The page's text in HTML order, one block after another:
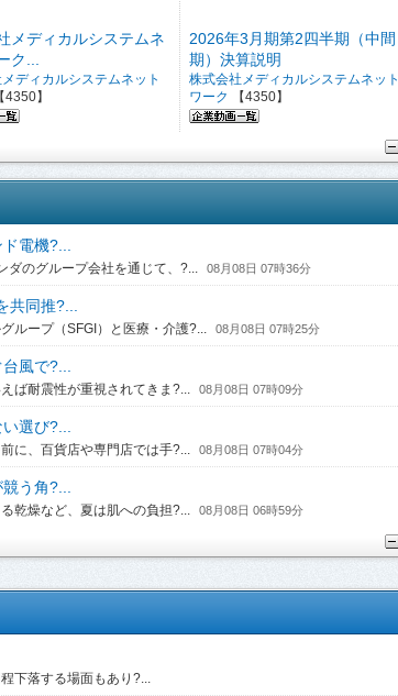
メディカルシステムネ
ク...
ディカルシステムネット
4350】
2026年3月期第2四半期（中間
期）決算説明
株式会社メディカルシステムネット
ワーク
【4350】
電機?...
のグループ会社を通じて、?... 08月08日 07時36分
同推?...
ループ（SFGI）と医療・介護?... 08月08日 07時25分
風で?...
ば耐震性が重視されてきま?... 08月08日 07時09分
選び?...
に、百貨店や専門店では手?... 08月08日 07時04分
う角?...
乾燥など、夏は肌への負担?... 08月08日 06時59分
下落する場面もあり?...